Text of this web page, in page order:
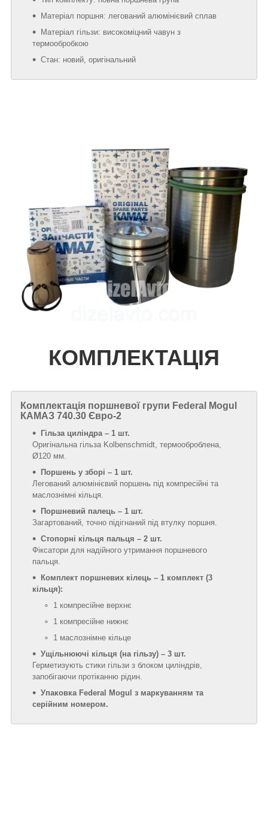
Матеріал поршня: легований алюмінієвий сплав
Матеріал гільзи: високоміцний чавун з
термообробкою
Стан: новий, оригінальний
КОМПЛЕКТАЦІЯ
Комплектація поршневої групи Federal Mogul
КАМАЗ 740.30 Євро-2
Гільза циліндра – 1 шт.
Оригінальна гільза Kolbenschmidt, термооброблена,
Ø120 мм.
Поршень у зборі – 1 шт.
Легований алюмінієвий поршень під компресійні та
маслознімні кільця.
Поршневий палець – 1 шт.
Загартований, точно підігнаний під втулку поршня.
Стопорні кільця пальця – 2 шт.
Фіксатори для надійного утримання поршневого
пальця.
Комплект поршневих кілець – 1 комплект (3
кільця):
1 компресійне верхнє
1 компресійне нижнє
1 маслознімне кільце
Ущільнюючі кільця (на гільзу) – 3 шт.
Герметизують стики гільзи з блоком циліндрів,
запобігаючи протіканню рідин.
Упаковка Federal Mogul з маркуванням та
серійним номером.